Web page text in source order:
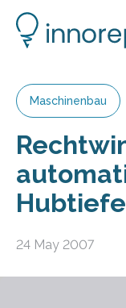
Maschinenbau
24 May 2007